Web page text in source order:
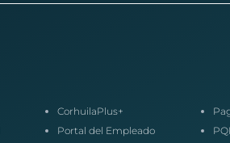
CorhuilaPlus+
Portal del Empleado